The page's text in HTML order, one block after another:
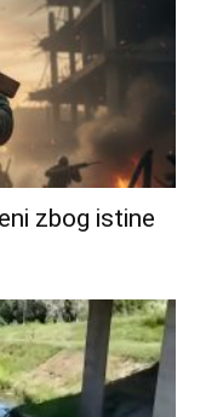
zbog istine